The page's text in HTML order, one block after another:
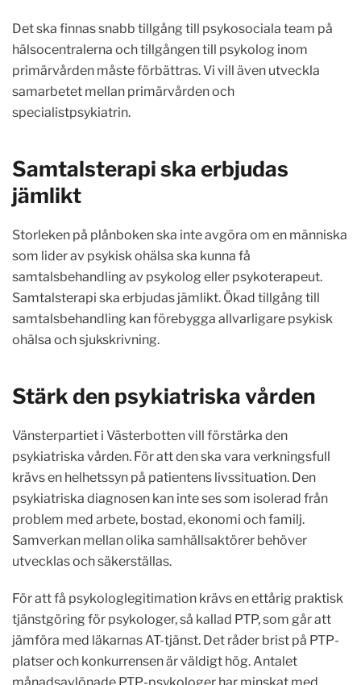
Det ska finnas snabb tillgång till psykosociala team på
hälsocentralerna och tillgången till psykolog inom
primärvården måste förbättras. Vi vill även utveckla
samarbetet mellan primärvården och
specialistpsykiatrin.
Samtalsterapi ska erbjudas
jämlikt
Storleken på plånboken ska inte avgöra om en människa
som lider av psykisk ohälsa ska kunna få
samtalsbehandling av psykolog eller psykoterapeut.
Samtalsterapi ska erbjudas jämlikt. Ökad tillgång till
samtalsbehandling kan förebygga allvarligare psykisk
ohälsa och sjukskrivning.
Stärk den psykiatriska vården
Vänsterpartiet i Västerbotten vill förstärka den
psykiatriska vården. För att den ska vara verkningsfull
krävs en helhetssyn på patientens livssituation. Den
psykiatriska diagnosen kan inte ses som isolerad från
problem med arbete, bostad, ekonomi och familj.
Samverkan mellan olika samhällsaktörer behöver
utvecklas och säkerställas.
För att få psykologlegitimation krävs en ettårig praktisk
tjänstgöring för psykologer, så kallad PTP, som går att
jämföra med läkarnas AT-tjänst. Det råder brist på PTP-
platser och konkurrensen är väldigt hög. Antalet